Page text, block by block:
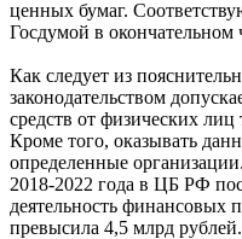
ценных бумаг.
Госдумой в окончательном
Как следует из
законодательством
средств от физических
Кроме того, оказывать
определенные
2018-2022 года в ЦБ РФ
деятельность финансовых
превысила 4,5 млрд рублей.